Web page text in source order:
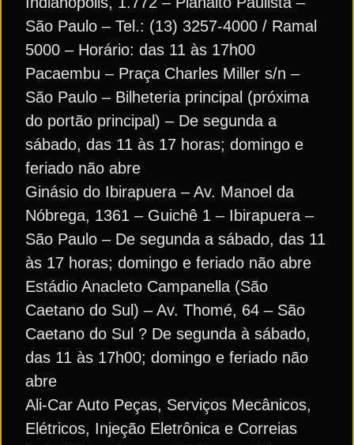
São Paulo – Tel.: (13) 3257-4000 / Ramal
5000 – Horário: das 11 às 17h00
Pacaembu – Praça Charles Miller s/n –
São Paulo – Bilheteria principal (próxima
do portão principal) – De segunda a
sábado, das 11 às 17 horas; domingo e
feriado não abre
Ginásio do Ibirapuera – Av. Manoel da
Nóbrega, 1361 – Guichê 1 – Ibirapuera –
São Paulo – De segunda a sábado, das 11
às 17 horas; domingo e feriado não abre
Estádio Anacleto Campanella (São
Caetano do Sul) – Av. Thomé, 64 – São
Caetano do Sul ? De segunda à sábado,
das 11 às 17h00; domingo e feriado não
abre
Ali-Car Auto Peças, Serviços Mecânicos,
Elétricos, Injeção Eletrônica e Correias